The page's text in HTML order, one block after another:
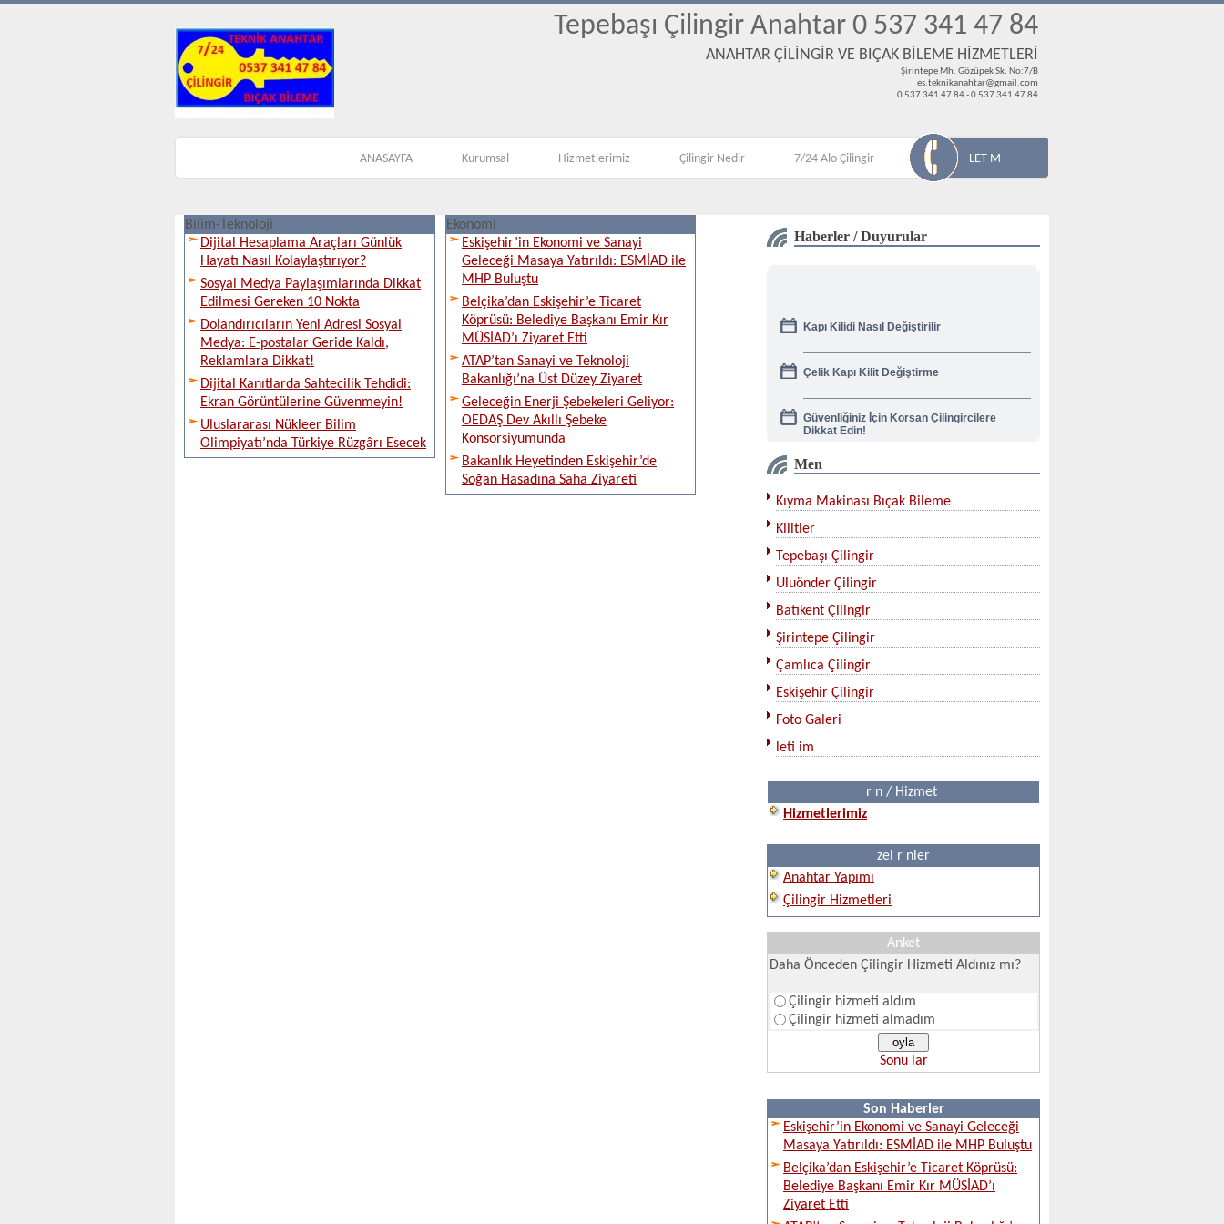
Tepebaşı Çilingir Anahtar 0 537 341 47 84
ANAHTAR ÇİLİNGİR VE BIÇAK BİLEME HİZMETLERİ
Şirintepe Mh. Gözüpek Sk. No:7/B
es.teknikanahtar@gmail.com
0 537 341 47 84 - 0 537 341 47 84
ANASAYFA Kurumsal Hizmetlerimiz Çilingir Nedir 7/24 Alo Çilingir LET M
Bilim-Teknoloji
Dijital Hesaplama Araçları Günlük
Hayatı Nasıl Kolaylaştırıyor?
Sosyal Medya Paylaşımlarında Dikkat
Edilmesi Gereken 10 Nokta
Dolandırıcıların Yeni Adresi Sosyal
Medya: E-postalar Geride Kaldı,
Reklamlara Dikkat!
Dijital Kanıtlarda Sahtecilik Tehdidi:
Ekran Görüntülerine Güvenmeyin!
Uluslararası Nükleer Bilim
Olimpiyatı’nda Türkiye Rüzgârı Esecek
Ekonomi
Eskişehir’in Ekonomi ve Sanayi
Geleceği Masaya Yatırıldı: ESMİAD ile
MHP Buluştu
Belçika’dan Eskişehir’e Ticaret
Köprüsü: Belediye Başkanı Emir Kır
MÜSİAD’ı Ziyaret Etti
ATAP’tan Sanayi ve Teknoloji
Bakanlığı’na Üst Düzey Ziyaret
Geleceğin Enerji Şebekeleri Geliyor:
OEDAŞ Dev Akıllı Şebeke
Konsorsiyumunda
Bakanlık Heyetinden Eskişehir’de
Soğan Hasadına Saha Ziyareti
Haberler / Duyurular
Dikkat Edin!
Kapı Kilidi Nasıl Değiştirilir?
Çelik Kapı Kilit Göbek Değiştirme
Bıçak Nasıl Bilenir?
Kurban Bıçağınızı Aldınız mı?
Men
Kıyma Makinası Bıçak Bileme
Kilitler
Tepebaşı Çilingir
Uluönder Çilingir
Batıkent Çilingir
Şirintepe Çilingir
Çamlıca Çilingir
Eskişehir Çilingir
Foto Galeri
leti im
r n / Hizmet
Hizmetlerimiz
zel r nler
Anahtar Yapımı
Çilingir Hizmetleri
Anket
Daha Önceden Çilingir Hizmeti Aldınız mı?
Çilingir hizmeti aldım
Çilingir hizmeti almadım
Sonu lar
Son Haberler
Eskişehir’in Ekonomi ve Sanayi Geleceği
Masaya Yatırıldı: ESMİAD ile MHP Buluştu
Belçika’dan Eskişehir’e Ticaret Köprüsü:
Belediye Başkanı Emir Kır MÜSİAD’ı
Ziyaret Etti